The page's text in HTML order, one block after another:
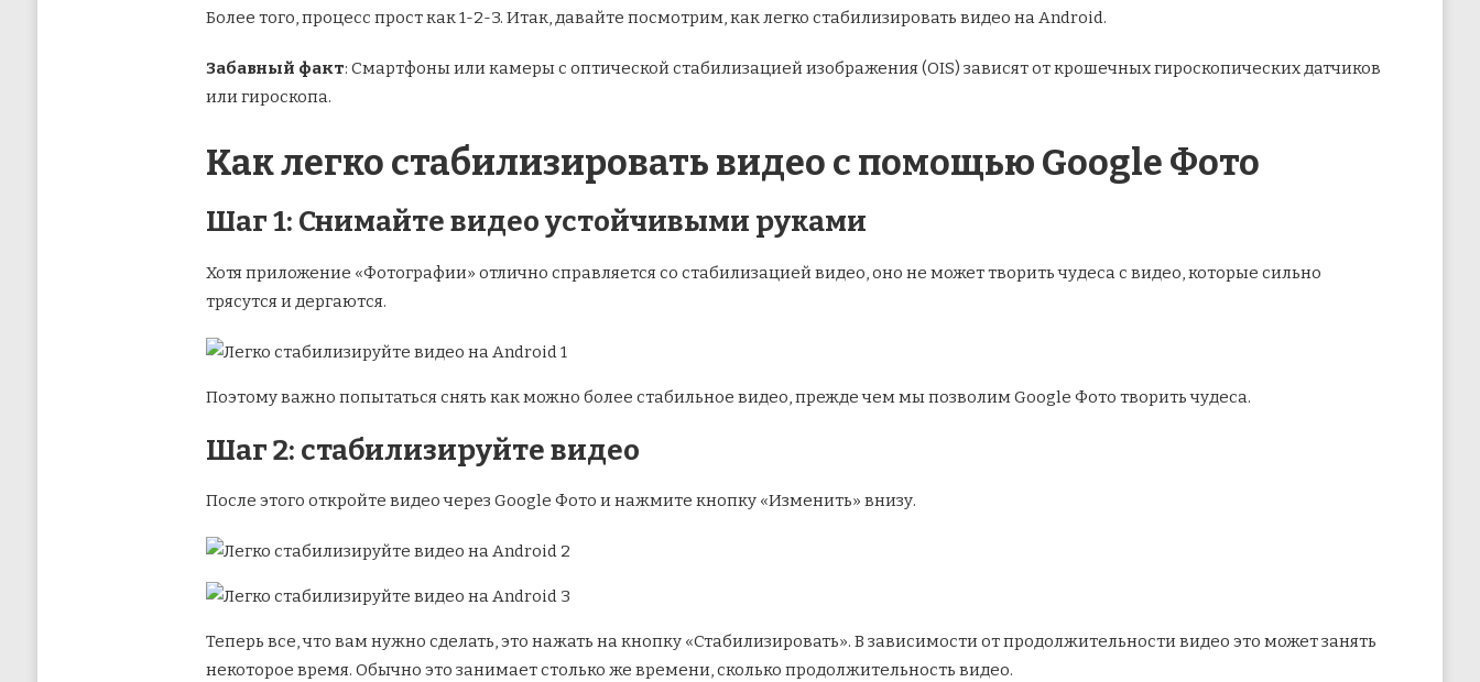
Более того, процесс прост как 1-2-3. Итак, давайте посмотрим, как легко стабилизировать видео на Android.
Забавный факт: Смартфоны или камеры с оптической стабилизацией изображения (OIS) зависят от крошечных гироскопических датчиков
или гироскопа.
Как легко стабилизировать видео с помощью Google Фото
Шаг 1: Снимайте видео устойчивыми руками
Хотя приложение «Фотографии» отлично справляется со стабилизацией видео, оно не может творить чудеса с видео, которые сильно
трясутся и дергаются.
Поэтому важно попытаться снять как можно более стабильное видео, прежде чем мы позволим Google Фото творить чудеса.
Шаг 2: стабилизируйте видео
После этого откройте видео через Google Фото и нажмите кнопку «Изменить» внизу.
Теперь все, что вам нужно сделать, это нажать на кнопку «Стабилизировать». В зависимости от продолжительности видео это может занять
некоторое время. Обычно это занимает столько же времени, сколько продолжительность видео.